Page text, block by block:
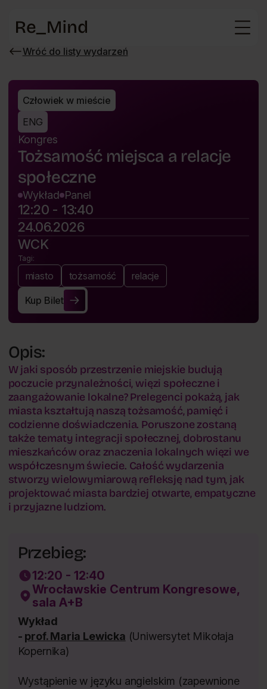
Wróć do listy wydarzeń
Wróć
wydarzeń
Człowiek w mieście
ENG
Kongres
Tożsamość miejsca a relacje
społeczne
Wykład Panel
12:20 - 13:40
24.06.2026
WCK
Tagi:
miasto tożsamość relacje
Kup Bilet
Kup Bilet
Opis:
W jaki sposób przestrzenie miejskie budują
poczucie przynależności, więzi społeczne i
zaangażowanie lokalne? Prelegenci pokażą, jak
miasta kształtują naszą tożsamość, pamięć i
codzienne doświadczenia. Poruszone zostaną
także tematy integracji społecznej, dobrostanu
mieszkańców oraz znaczenia lokalnych więzi we
współczesnym świecie. Całość wydarzenia
stworzy wielowymiarową refleksję nad tym, jak
projektować miasta bardziej otwarte, empatyczne
i przyjazne ludziom.
Przebieg:
12:20 - 12:40
Wrocławskie Centrum Kongresowe,
sala A+B
Wykład
- prof. Maria Lewicka (Uniwersytet Mikołaja
Kopernika)
Wystąpienie w języku angielskim (zapewnione